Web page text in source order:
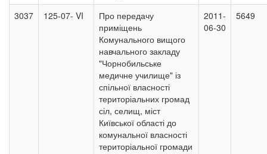
3037 125-07- VI
Про передачу
приміщень
Комунального вищого
навчального закладу
"Чорнобильське
медичне училище" із
спільної власності
територіальних громад
сіл, селищ, міст
Київської області до
комунальної власності
територіальної громади
2011-
06-30
5649